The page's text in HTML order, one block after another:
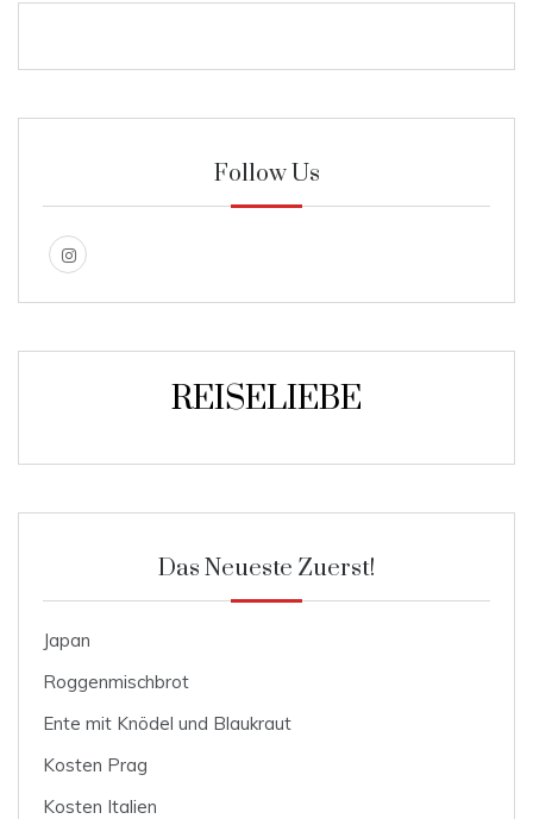
Follow Us
REISELIEBE
Das Neueste Zuerst!
Japan
Roggenmischbrot
Ente mit Knödel und Blaukraut
Kosten Prag
Kosten Italien